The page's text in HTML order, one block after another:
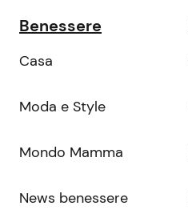
Benessere
Casa
Moda e Style
Mondo Mamma
News benessere